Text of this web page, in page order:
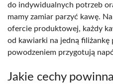
do indywidualnych potrzeb
mamy zamiar parzyć kawę.
ofercie produktowej, każdy
od kawiarki na jedną filiżankę
powodzeniem przygotują
Jakie cechy